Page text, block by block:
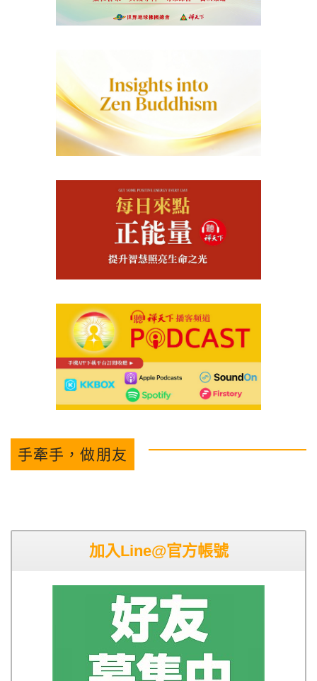
手牽手，做朋友
加入Line@官方帳號